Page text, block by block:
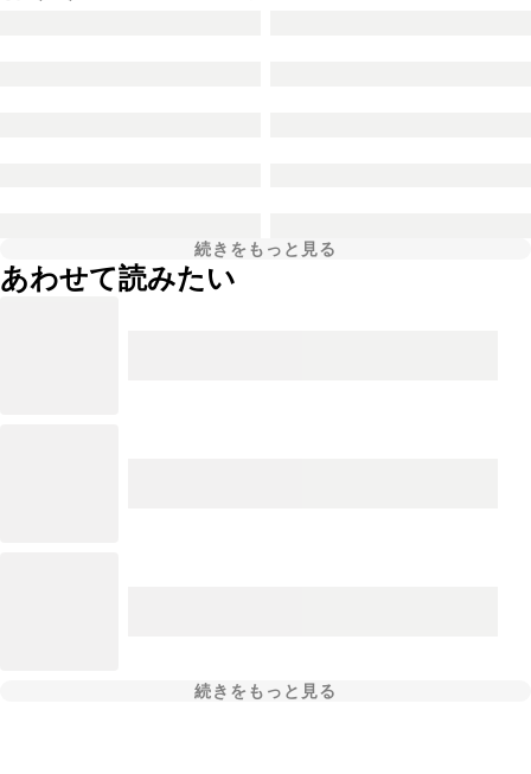
続きをもっと見る
あわせて読みたい
続きをもっと見る